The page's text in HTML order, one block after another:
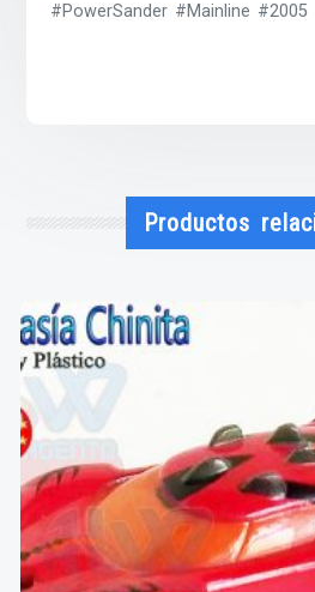
#PowerSander #Mainline #2005
Productos